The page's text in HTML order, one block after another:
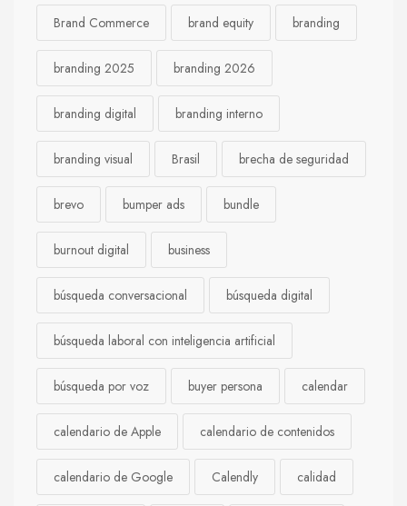
Brand Commerce brand equity branding
branding 2025 branding 2026
branding digital branding interno
branding visual Brasil brecha de seguridad
brevo bumper ads bundle
burnout digital business
búsqueda conversacional búsqueda digital
búsqueda laboral con inteligencia artificial
búsqueda por voz buyer persona calendar
calendario de Apple calendario de contenidos
calendario de Google Calendly calidad